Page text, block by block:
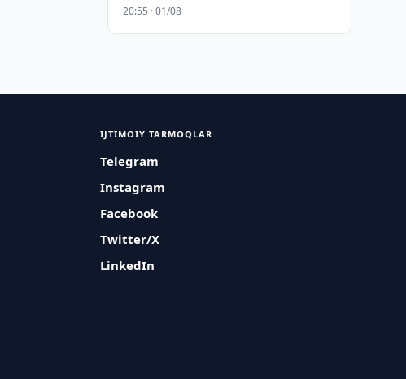
20:55 · 01/08
IJTIMOIY TARMOQLAR
Telegram
Instagram
Facebook
Twitter/X
LinkedIn